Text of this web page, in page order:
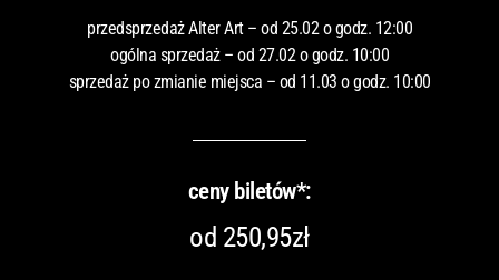
przedsprzedaż Alter Art – od 25.02 o godz. 12:00
ogólna sprzedaż – od 27.02 o godz. 10:00
sprzedaż po zmianie miejsca – od 11.03 o godz. 10:00
ceny biletów*:
od 250,95zł